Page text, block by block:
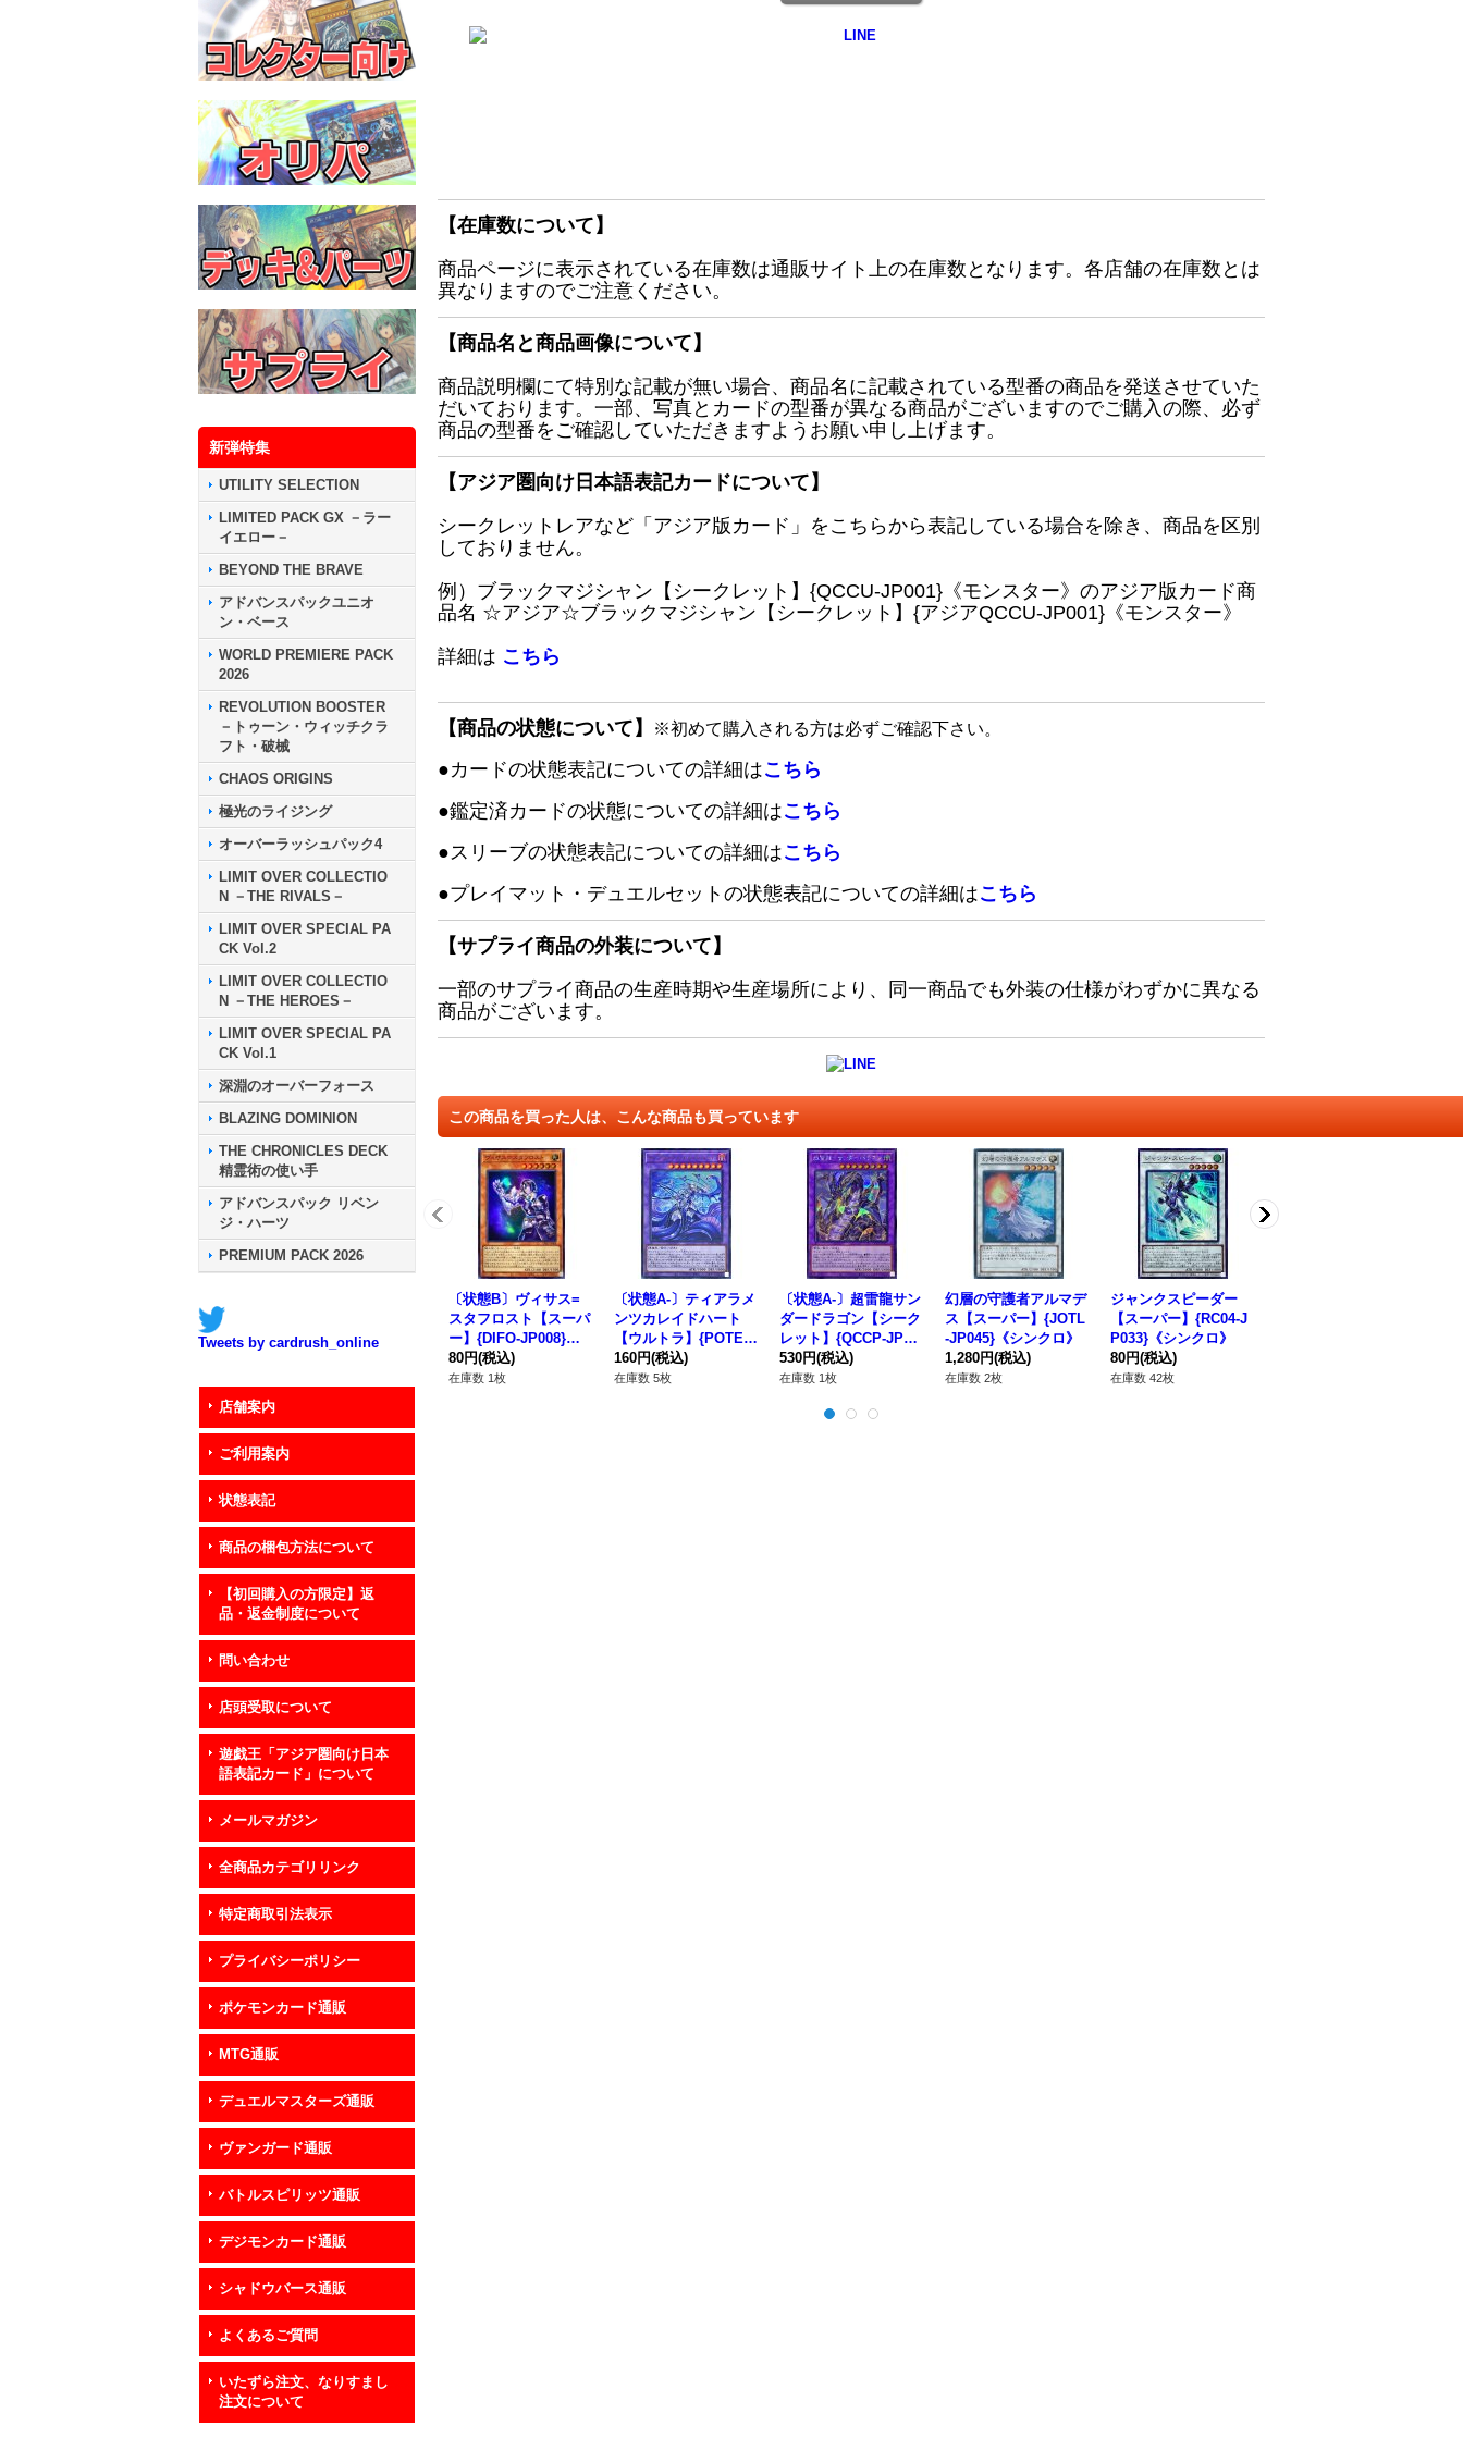
新弾特集
UTILITY SELECTION
LIMITED PACK GX －ラー
イエロー－
BEYOND THE BRAVE
アドバンスパックユニオ
ン・ベース
WORLD PREMIERE PACK
2026
REVOLUTION BOOSTER
－トゥーン・ウィッチクラ
フト・破械
CHAOS ORIGINS
極光のライジング
オーバーラッシュパック4
LIMIT OVER COLLECTIO
N －THE RIVALS－
LIMIT OVER SPECIAL PA
CK Vol.2
LIMIT OVER COLLECTIO
N －THE HEROES－
LIMIT OVER SPECIAL PA
CK Vol.1
深淵のオーバーフォース
BLAZING DOMINION
THE CHRONICLES DECK
精霊術の使い手
アドバンスパック リベン
ジ・ハーツ
PREMIUM PACK 2026
Tweets by cardrush_online
店舗案内
ご利用案内
状態表記
商品の梱包方法について
【初回購入の方限定】返
品・返金制度について
問い合わせ
店頭受取について
遊戯王「アジア圏向け日本
語表記カード」について
メールマガジン
全商品カテゴリリンク
特定商取引法表示
プライバシーポリシー
ポケモンカード通販
MTG通販
デュエルマスターズ通販
ヴァンガード通販
バトルスピリッツ通販
デジモンカード通販
シャドウバース通販
よくあるご質問
いたずら注文、なりすまし
注文について
【在庫数について】
商品ページに表示されている在庫数は通販サイト上の在庫数となります。各店舗の在庫数とは
異なりますのでご注意ください。
【商品名と商品画像について】
商品説明欄にて特別な記載が無い場合、商品名に記載されている型番の商品を発送させていた
だいております。一部、写真とカードの型番が異なる商品がございますのでご購入の際、必ず
商品の型番をご確認していただきますようお願い申し上げます。
【アジア圏向け日本語表記カードについて】
シークレットレアなど「アジア版カード」をこちらから表記している場合を除き、商品を区別
しておりません。
例）ブラックマジシャン【シークレット】{QCCU-JP001}《モンスター》のアジア版カード商
品名 ☆アジア☆ブラックマジシャン【シークレット】{アジアQCCU-JP001}《モンスター》
詳細は こちら
【商品の状態について】 ※初めて購入される方は必ずご確認下さい。
●カードの状態表記についての詳細はこちら
●鑑定済カードの状態についての詳細はこちら
●スリーブの状態表記についての詳細はこちら
●プレイマット・デュエルセットの状態表記についての詳細はこちら
【サプライ商品の外装について】
一部のサプライ商品の生産時期や生産場所により、同一商品でも外装の仕様がわずかに異なる
商品がございます。
この商品を買った人は、こんな商品も買っています
〔状態B〕ヴィサス=
スタフロスト【スーパ
ー】{DIFO-JP008}
《モンスター》
80円(税込)
在庫数 1枚
〔状態A-〕ティアラメ
ンツカレイドハート
【ウルトラ】{POTE-J
P043}《融合》
160円(税込)
在庫数 5枚
〔状態A-〕超雷龍サン
ダードラゴン【シーク
レット】{QCCP-JP17
3}《融合》
530円(税込)
在庫数 1枚
幻層の守護者アルマデ
ス【スーパー】{JOTL
-JP045}《シンクロ》
1,280円(税込)
在庫数 2枚
ジャンクスピーダー
【スーパー】{RC04-J
P033}《シンクロ》
80円(税込)
在庫数 42枚